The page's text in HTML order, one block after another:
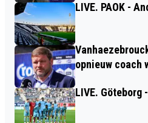
LIVE. PAOK -
opnieuw coach
LIVE. Göteborg